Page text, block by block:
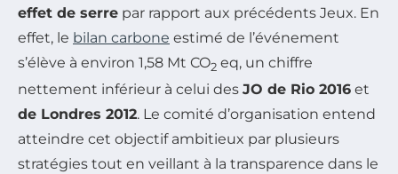
effet de serre par rapport aux précédents Jeux. En
effet, le bilan carbone estimé de l’événement
s’élève à environ 1,58 Mt CO2 eq, un chiffre
nettement inférieur à celui des JO de Rio 2016 et
de Londres 2012. Le comité d’organisation entend
atteindre cet objectif ambitieux par plusieurs
stratégies tout en veillant à la transparence dans le